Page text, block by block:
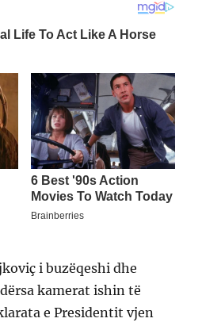
i buzëqeshi dhe
kamerat ishin të
e Presidentit vjen